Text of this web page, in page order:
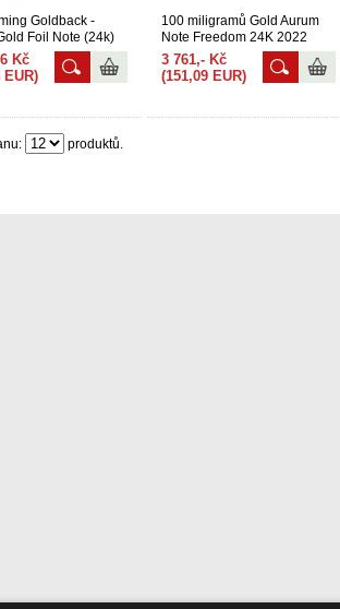
Goldback -
Foil Note (24k)
Kč
EUR)
100 miligramů Gold Aurum
Note Freedom 24K 2022
3 761,- Kč
(151,09 EUR)
produktů.